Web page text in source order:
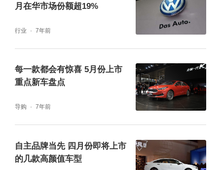
上险量依然能够看到对于产品的交付周期，吉
利尚无法保证。
月在华市场份额超19%
行业 7年前
每一款都会有惊喜 5月份上市
重点新车盘点
导购 7年前
自主品牌当先 四月份即将上市
的几款高颜值车型